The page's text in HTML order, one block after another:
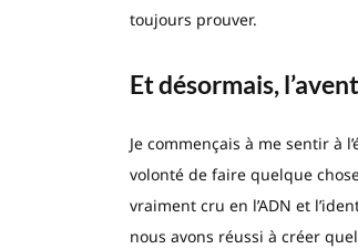
toujours prouver.
Et désormais,
Je commençais à me sentir à
volonté de faire quelque
vraiment cru en l’ADN et
nous avons réussi à créer